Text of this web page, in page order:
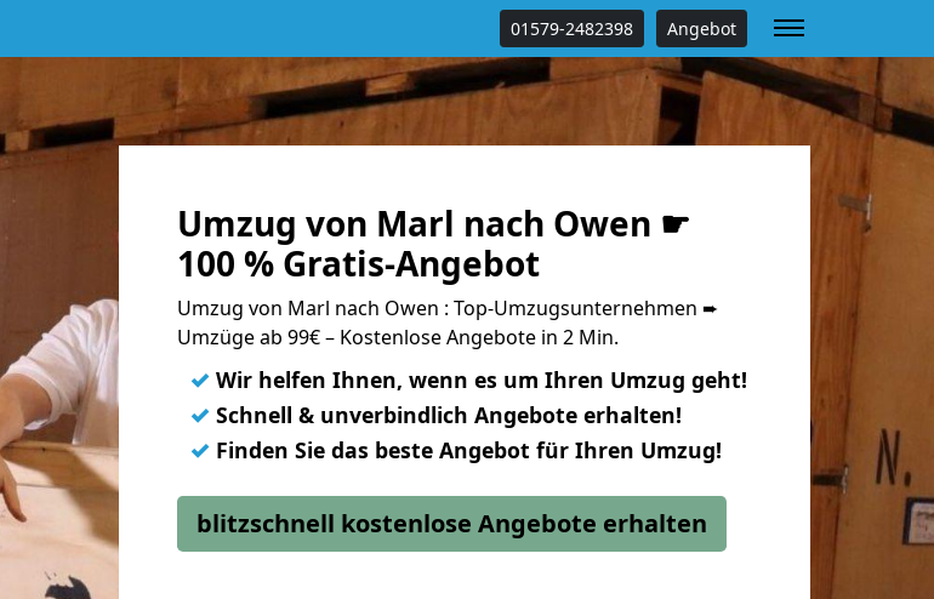
01579-2482398 Angebot
Umzug von Marl nach Owen ☛
100 % Gratis-Angebot
Umzug von Marl nach Owen : Top-Umzugsunternehmen ➨
Umzüge ab 99€ – Kostenlose Angebote in 2 Min.
✓ Wir helfen Ihnen, wenn es um Ihren Umzug geht!
✓ Schnell & unverbindlich Angebote erhalten!
✓ Finden Sie das beste Angebot für Ihren Umzug!
blitzschnell kostenlose Angebote erhalten